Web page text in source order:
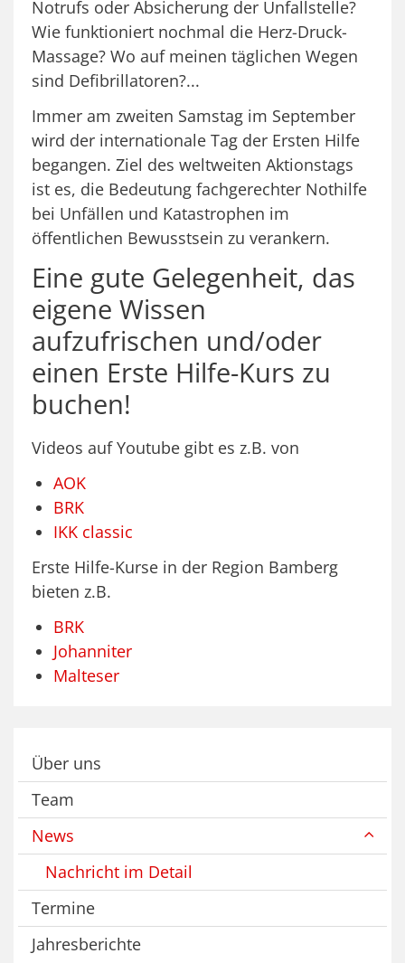
Notrufs oder Absicherung der Unfallstelle?
Wie funktioniert nochmal die Herz-Druck-
Massage? Wo auf meinen täglichen Wegen
sind Defibrillatoren?...
Immer am zweiten Samstag im September
wird der internationale Tag der Ersten Hilfe
begangen. Ziel des weltweiten Aktionstags
ist es, die Bedeutung fachgerechter Nothilfe
bei Unfällen und Katastrophen im
öffentlichen Bewusstsein zu verankern.
Eine gute Gelegenheit, das
eigene Wissen
aufzufrischen und/oder
einen Erste Hilfe-Kurs zu
buchen!
Videos auf Youtube gibt es z.B. von
AOK
BRK
IKK classic
Erste Hilfe-Kurse in der Region Bamberg
bieten z.B.
BRK
Johanniter
Malteser
Über uns
Team
News
Nachricht im Detail
Termine
Jahresberichte